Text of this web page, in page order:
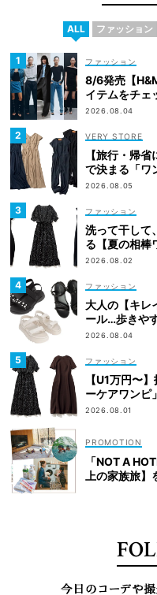
ALL ファッション
ファッション
8/6発売【
イテムをチェ
2026.08.04
VERY STORE
【旅行・帰
で決まる「ワ
2026.08.05
ファッション
洗って干して
る【夏の相棒
2026.08.02
ファッション
大人の【キレ
ール…歩きや
2026.08.04
ファッション
【U1万円〜
ーケアワンピ
2026.08.01
「NOT A
上の家族旅】